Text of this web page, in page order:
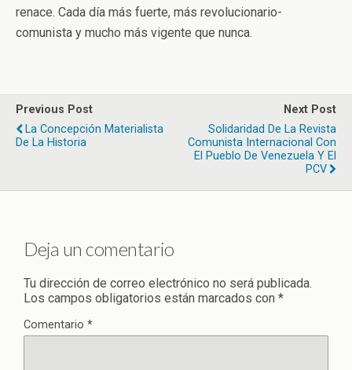
renace. Cada día más fuerte, más revolucionario-
comunista y mucho más vigente que nunca.
Previous Post
La Concepción Materialista
De La Historia
Next Post
Solidaridad De La Revista
Comunista Internacional Con
El Pueblo De Venezuela Y El
PCV
Deja un comentario
Tu dirección de correo electrónico no será publicada.
Los campos obligatorios están marcados con *
Comentario *